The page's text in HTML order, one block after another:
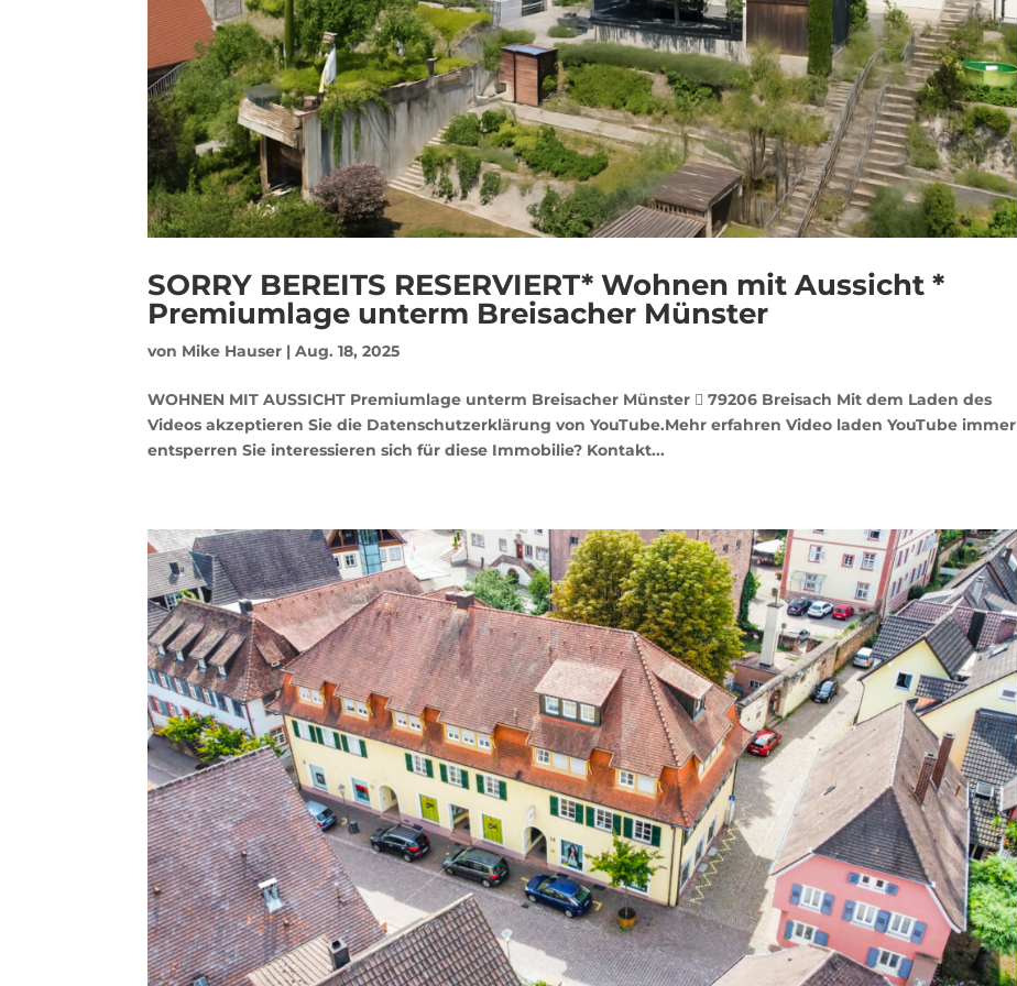
SORRY BEREITS RESERVIERT* Wohnen mit Aussicht *
Premiumlage unterm Breisacher Münster
von Mike Hauser |Aug. 18, 2025
WOHNEN MIT AUSSICHT Premiumlage unterm Breisacher Münster  79206 Breisach Mit dem Laden des
Videos akzeptieren Sie die Datenschutzerklärung von YouTube.Mehr erfahren Video laden YouTube immer
entsperren Sie interessieren sich für diese Immobilie? Kontakt...